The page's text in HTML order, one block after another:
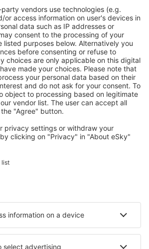
Sorgen mit einer kostenlosen
und Spezialangebote für eingeloggte
die Sie mögen
über 1,3 Millionen Unterkünften: Hotels,
Hotels von eSky-Nutzern
Hotels in Karlsbad Hotels in Harrachov
Hotels in Pisek